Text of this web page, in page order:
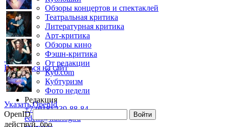
Вернуться на сайт
Указать OpenId
OpenID
Войти
действуй, бро
Обзоры концертов и спектаклей
Театральная критика
Литературная критика
Арт-критика
Обзоры кино
Фэшн-критика
От редакции
Куб.com
Кубтуризм
Фото недели
Редакция
+7 (918) 239-88-84
edem@kublog.ru